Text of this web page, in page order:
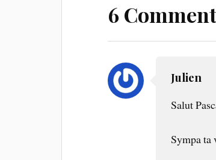
6
Julien
Salut
Sympa ta